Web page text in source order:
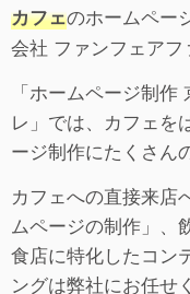
カフェのホームペー
会社 ファンフェアフ
「ホームページ制
レ」では、カフェを
ージ制作にたくさん
カフェへの直接来店
ムページの制作」、
食店に特化したコン
ングは弊社にお任せ